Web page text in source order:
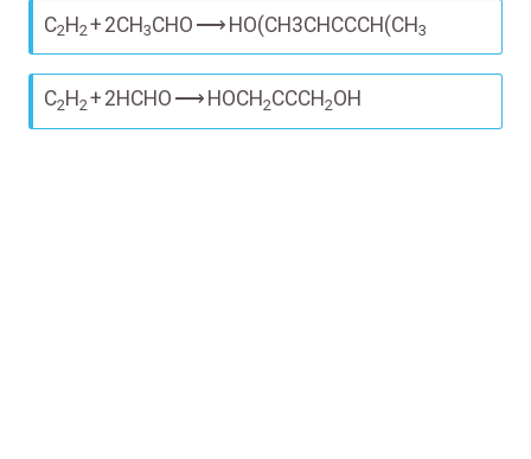
C2H2 + 2CH3CHO ⟶ HO(CH3CHCCCH(CH3
C2 H 2 + 2HCHO ⟶ HOCH 2CCCH 2OH